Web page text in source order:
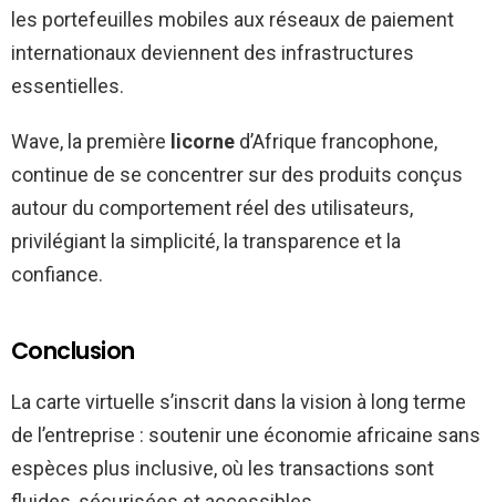
les portefeuilles mobiles aux réseaux de paiement
internationaux deviennent des infrastructures
essentielles.
Wave, la première licorne d’Afrique francophone,
continue de se concentrer sur des produits conçus
autour du comportement réel des utilisateurs,
privilégiant la simplicité, la transparence et la
confiance.
Conclusion
La carte virtuelle s’inscrit dans la vision à long terme
de l’entreprise : soutenir une économie africaine sans
espèces plus inclusive, où les transactions sont